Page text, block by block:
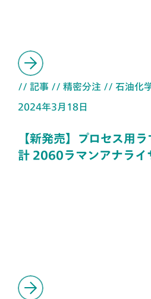
// 記事 // 精密分注 // 石油化
2024年3月18日
【新発売】プロセス用
計 2060ラマンアナライ